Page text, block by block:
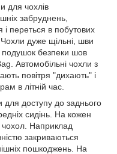
для чохлів
забруднень,
і переться в побутових
дуже щільні, шви
подушок безпеки шов
Автомобільні чохли з
повітря "дихають" і
в літній час.
для доступу до заднього
сидінь. На кожен
Наприклад
закриваються
пошкоджень. На